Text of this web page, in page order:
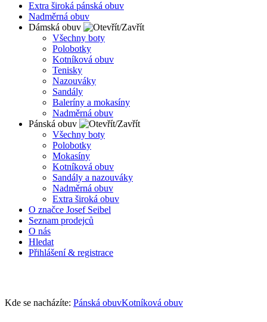
Extra široká pánská obuv
Nadměrná obuv
Dámská obuv
Všechny boty
Polobotky
Kotníková obuv
Tenisky
Nazouváky
Sandály
Baleríny a mokasíny
Nadměrná obuv
Pánská obuv
Všechny boty
Polobotky
Mokasíny
Kotníková obuv
Sandály a nazouváky
Nadměrná obuv
Extra široká obuv
O značce Josef Seibel
Seznam prodejců
O nás
Hledat
Přihlášení & registrace
Kde se nacházíte: Pánská obuvKotníková obuv